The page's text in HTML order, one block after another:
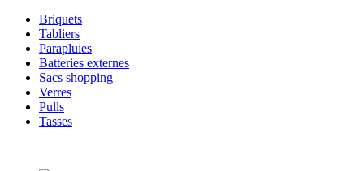
Briquets
Tabliers
Parapluies
Batteries externes
Sacs shopping
Verres
Pulls
Tasses